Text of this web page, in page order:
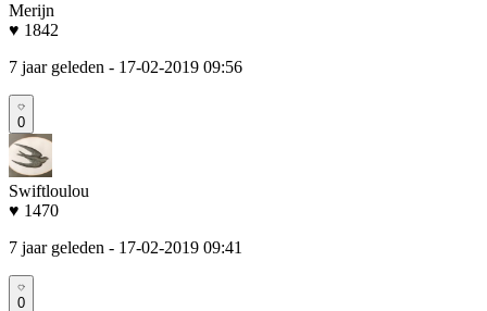
Merijn
♥ 1842
7 jaar geleden - 17-02-2019 09:56
0
Swiftloulou
♥ 1470
7 jaar geleden - 17-02-2019 09:41
0